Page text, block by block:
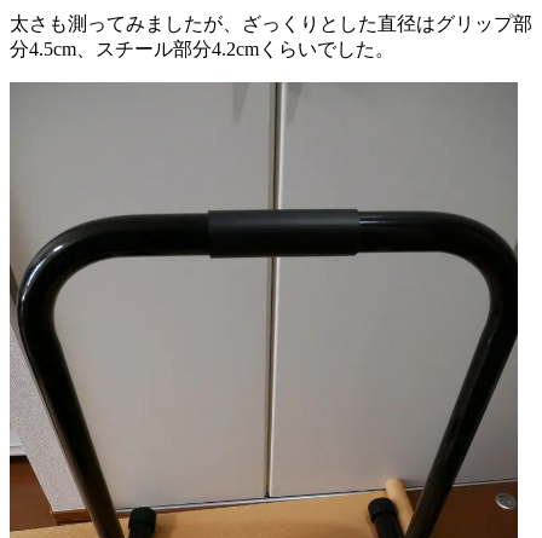
太さも測ってみましたが、ざっくりとした直径はグリップ部
分4.5cm、スチール部分4.2cmくらいでした。